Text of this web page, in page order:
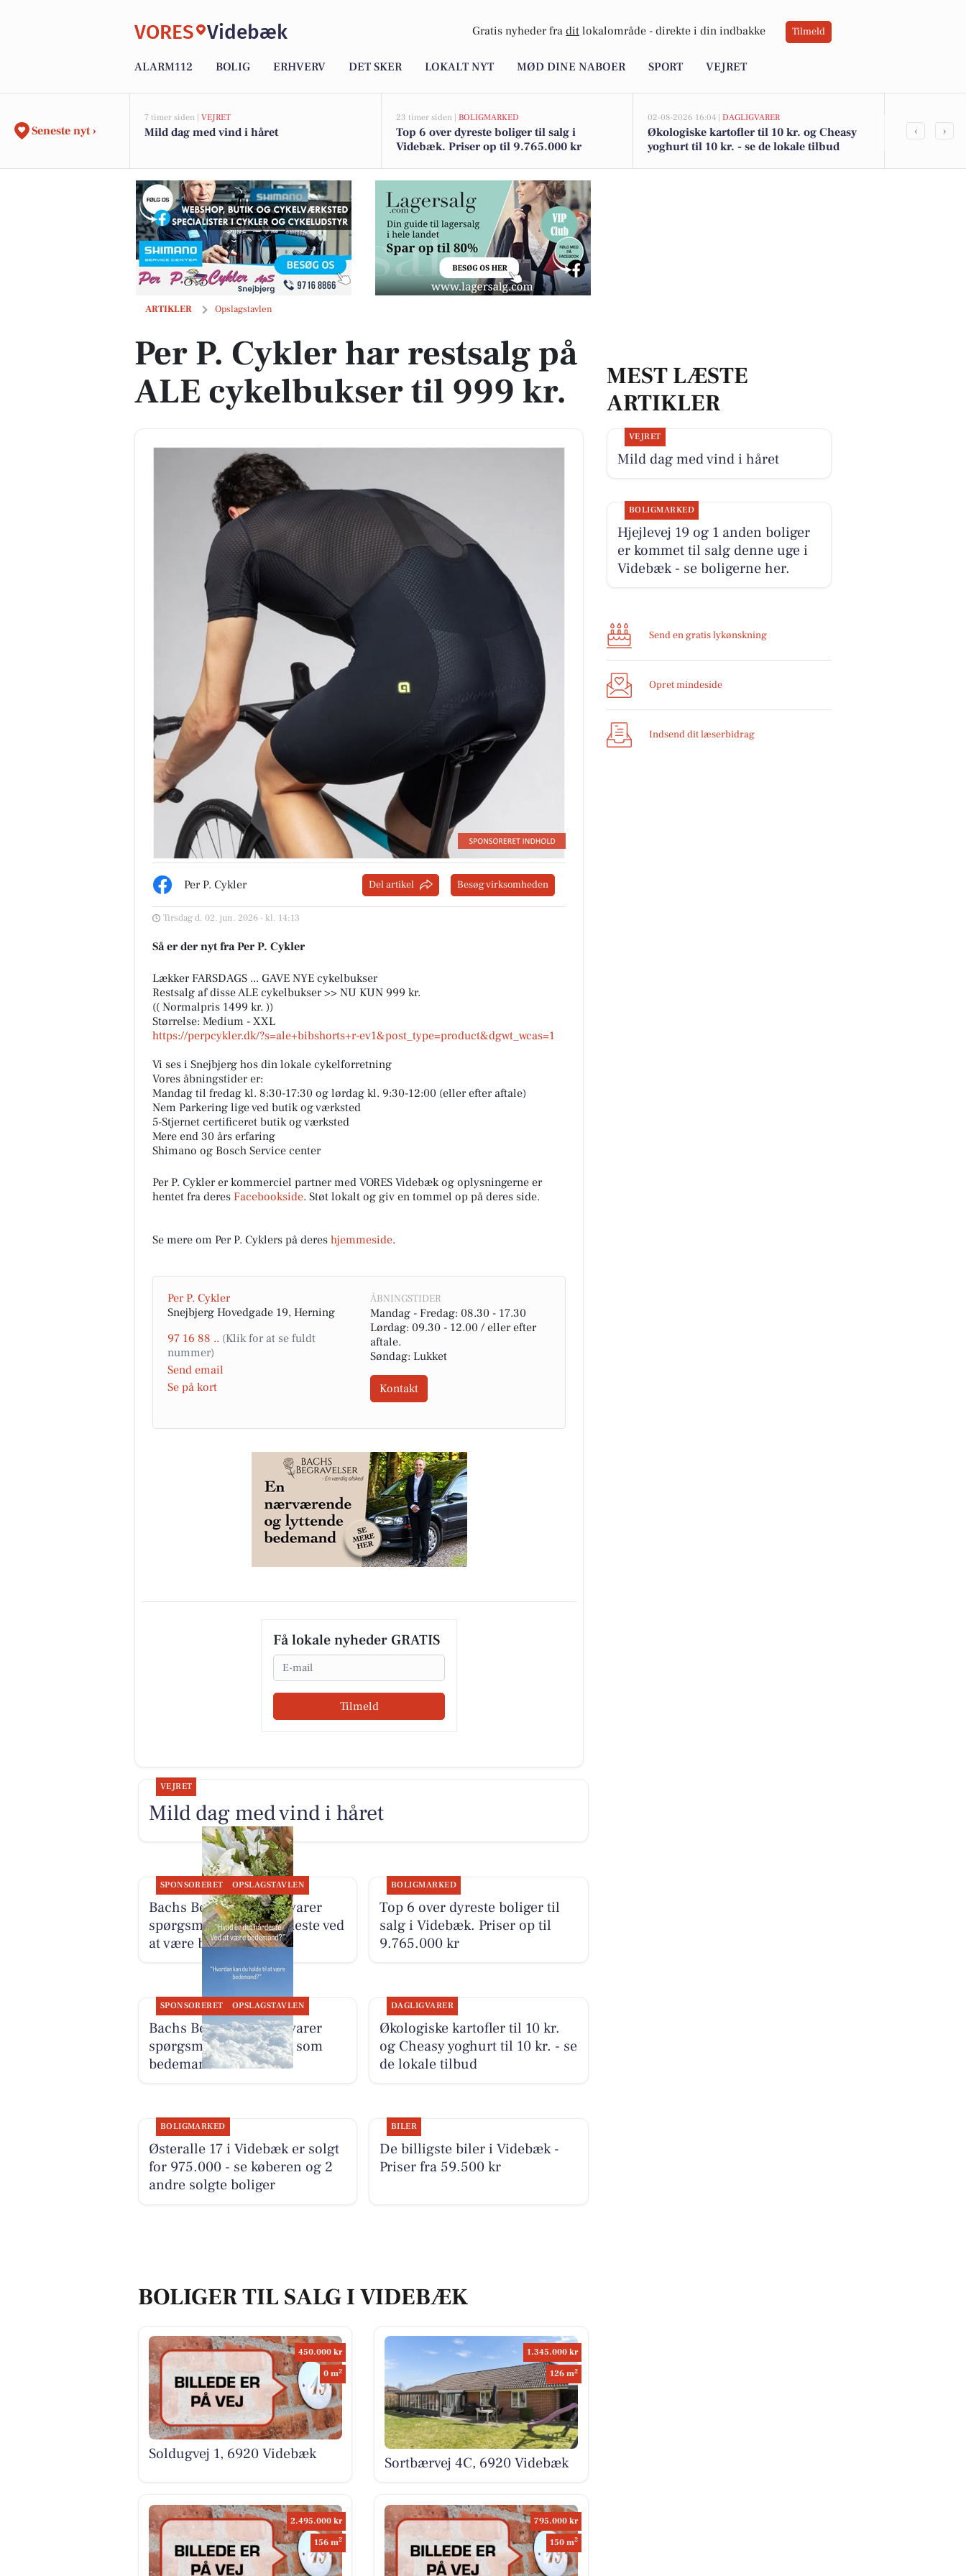
VORES Videbæk Gratis nyheder fra dit lokalområde - direkte i din indbakke Tilmeld
ALARM112 BOLIG ERHVERV DET SKER LOKALT NYT MØD DINE NABOER SPORT VEJRET
Seneste nyt ›
7 timer siden | VEJRET
Mild dag med vind i håret
23 timer siden | BOLIGMARKED
Top 6 over dyreste boliger til salg i
Videbæk. Priser op til 9.765.000 kr
02-08-2026 16:04 | DAGLIGVARER
Økologiske kartofler til 10 kr. og Cheasy
yoghurt til 10 kr. - se de lokale tilbud
Østeralle
‹ ›
ARTIKLER Opslagstavlen
Per P. Cykler har restsalg på ALE cykelbukser til 999 kr.
Per P. Cykler har restsalg på
ALE cykelbukser til 999 kr.
Per P. Cykler Del artikel Besøg virksomheden
Tirsdag d. 02. jun. 2026 - kl. 14:13
Så er der nyt fra Per P. Cykler
Lækker FARSDAGS ... GAVE NYE cykelbukser
Restsalg af disse ALE cykelbukser >> NU KUN 999 kr.
(( Normalpris 1499 kr. ))
Størrelse: Medium - XXL
https://perpcykler.dk/?s=ale+bibshorts+r-ev1&post_type=product&dgwt_wcas=1
Vi ses i Snejbjerg hos din lokale cykelforretning
Vores åbningstider er:
Mandag til fredag kl. 8:30-17:30 og lørdag kl. 9:30-12:00 (eller efter aftale)
Nem Parkering lige ved butik og værksted
5-Stjernet certificeret butik og værksted
Mere end 30 års erfaring
Shimano og Bosch Service center
Per P. Cykler er kommerciel partner med VORES Videbæk og oplysningerne er
hentet fra deres Facebookside. Støt lokalt og giv en tommel op på deres side.
Se mere om Per P. Cyklers på deres hjemmeside.
Per P. Cykler
Snejbjerg Hovedgade 19, Herning
97 16 88 ..
Send email
Se på kort
ÅBNINGSTIDER
Mandag - Fredag: 08.30 - 17.30
Lørdag: 09.30 - 12.00 / eller efter
aftale.
Søndag: Lukket
Kontakt
Få lokale nyheder GRATIS
Email
Tilmeld
MEST LÆSTE
ARTIKLER
VEJRET
Mild dag med vind i håret
BOLIGMARKED
Hjejlevej 19 og 1 anden boliger
er kommet til salg denne uge i
Videbæk - se boligerne her.
Send en gratis lykønskning
Opret mindeside
Indsend dit læserbidrag
VEJRET
Mild dag med vind i håret
SPONSORERET OPSLAGSTAVLEN
Bachs Begravelser besvarer
spørgsmål om det hårdeste ved
at være bedemand
BOLIGMARKED
Top 6 over dyreste boliger til
salg i Videbæk. Priser op til
9.765.000 kr
SPONSORERET OPSLAGSTAVLEN
Bachs Begravelser besvarer
spørgsmål om arbejdet som
bedemand
DAGLIGVARER
Økologiske kartofler til 10 kr.
og Cheasy yoghurt til 10 kr. - se
de lokale tilbud
BOLIGMARKED
Østeralle 17 i Videbæk er solgt
for 975.000 - se køberen og 2
andre solgte boliger
BILER
De billigste biler i Videbæk -
Priser fra 59.500 kr
BOLIGER TIL SALG I VIDEBÆK
450.000 kr
0 m2
Soldugvej 1, 6920 Videbæk
1.345.000 kr
126 m2
Sortbærvej 4C, 6920 Videbæk
2.495.000 kr
156 m2
795.000 kr
150 m2